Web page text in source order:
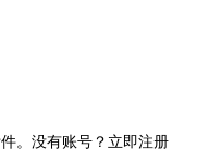
。没有账号？ 立即注册